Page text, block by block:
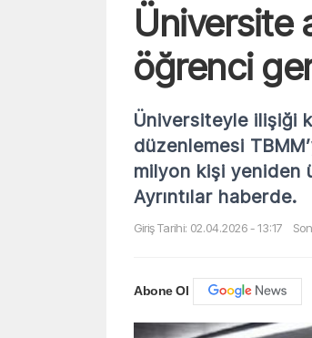
Üniversite
öğrenci
Üniversiteyle ilişiği
düzenlemesi
milyon kişi yeniden
Ayrıntılar haberde.
Giriş Tarihi: 02.04.2026 - 13:17
Abone Ol